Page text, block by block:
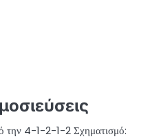
την 4-1-2-1-2 Σχηματισμό: